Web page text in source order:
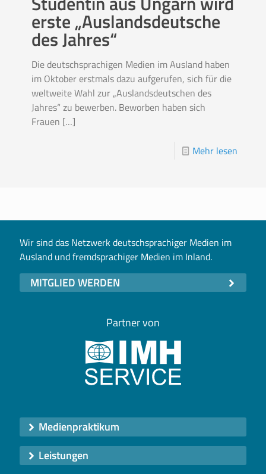
erste „Auslandsdeutsche
des Jahres“
Die deutschsprachigen Medien im Ausland haben
im Oktober erstmals dazu aufgerufen, sich für die
weltweite Wahl zur „Auslandsdeutschen des
Jahres“ zu bewerben. Beworben haben sich
Frauen […]
Mehr lesen
Wir sind das Netzwerk deutschsprachiger Medien im
Ausland und fremdsprachiger Medien im Inland.
MITGLIED WERDEN
Partner von
Medienpraktikum
Leistungen